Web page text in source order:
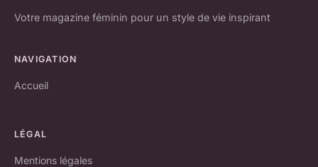
Votre magazine féminin pour un style de vie inspirant
NAVIGATION
Accueil
LÉGAL
Mentions légales